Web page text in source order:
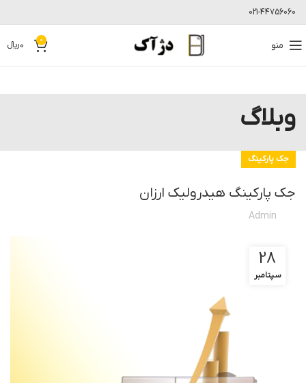
021-44756060
منو 0
0﷼
وبلاگ
جک پارکینگ
جک پارکینگ هیدرولیک ارزان
Admin
28
سپتامبر